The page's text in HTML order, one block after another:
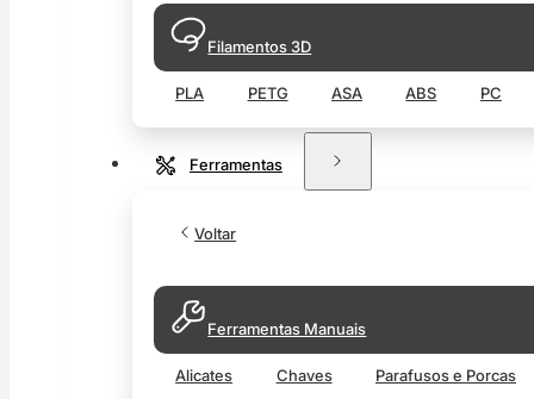
Filamentos 3D
PLA PETG ASA ABS PC
Ferramentas
Voltar
Ferramentas Manuais
Alicates Chaves Parafusos e Porcas